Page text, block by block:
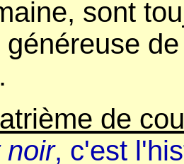
sont
de
noir, c'est